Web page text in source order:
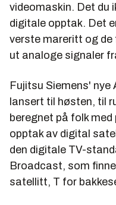
videomaskin. Det du
digitale opptak. Det
verste mareritt og de
ut analoge signaler
Fujitsu Siemens' nye
lansert til høsten, til
beregnet på folk
opptak av digital
den digitale TV-
Broadcast, som
satellitt, T for